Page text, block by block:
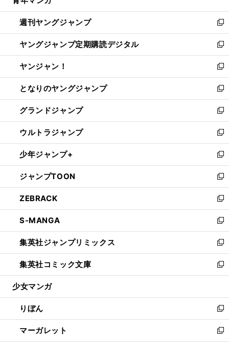
開
く
ウ
で
開
く
ン
ド
ウ
で
開
く
ウ
ィ
ン
ド
ウ
で
開
く
週刊ヤングジャンプ
新
し
い
ウ
ィ
ン
ド
ウ
で
開
く
ヤングジャンプ定期購読デジタル
新
し
い
ウ
ィ
ン
ド
ウ
で
開
く
ヤンジャン！
新
し
い
ウ
ィ
ン
ド
ウ
で
開
く
となりのヤングジャンプ
新
し
い
ウ
ィ
ン
ド
ウ
で
開
く
グランドジャンプ
新
し
い
ウ
ィ
ン
ド
ウ
で
開
く
ウルトラジャンプ
新
し
い
ウ
ィ
ン
ド
ウ
で
開
く
少年ジャンプ+
新
し
い
ウ
ィ
ン
ド
ウ
で
開
く
ジャンプTOON
新
し
い
ウ
ィ
ン
ド
ウ
で
開
ZEBRACK
新
し
い
ウ
ィ
ン
ド
ウ
開
く
S-MANGA
新
し
い
ウ
ィ
ン
ウ
で
開
く
集英社ジャンプリミックス
新
し
い
ウ
ン
ド
ウ
で
開
集英社コミック文庫
新
し
ウ
ィ
ン
ド
ウ
少女マンガ
りぼん
新
し
い
ウ
マーガレット
新
し